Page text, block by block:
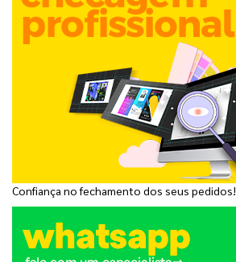
Confiança no fechamento dos seus pedidos!